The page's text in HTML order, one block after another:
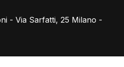
- Via Sarfatti, 25 Milano -